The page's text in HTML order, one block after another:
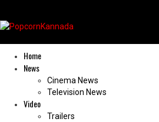
Home
News
Cinema News
Television News
Video
Trailers